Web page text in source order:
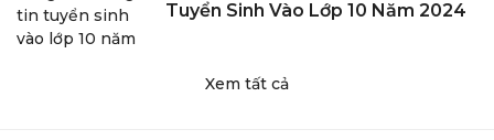
Tuyển Sinh Vào Lớp 10 Năm 2024
Xem tất cả